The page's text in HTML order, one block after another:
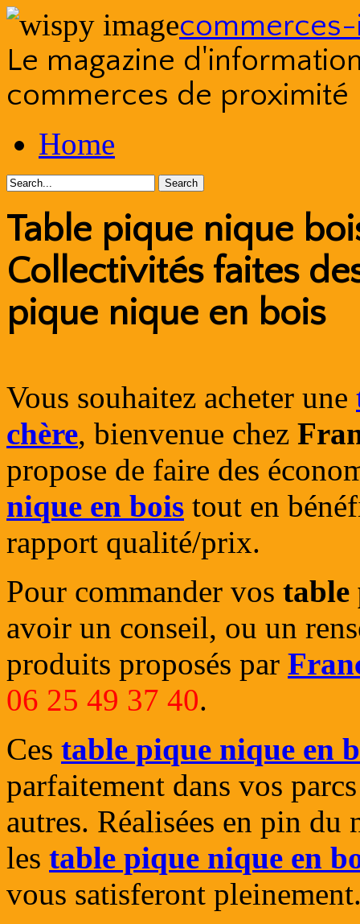
Le magazine
commerces de proximité
to
contentHome
Table pique nique
Collectivités faites
pique nique en bois
Vous souhaitez acheter une
chère, bienvenue chez
propose de faire des
nique en bois tout en
rapport qualité/prix.
Pour commander vos table
avoir un conseil, ou un
produits proposés par
06 25 49 37 40.
Ces table pique nique en
parfaitement dans vos
autres. Réalisées en pin
les table pique nique en
vous satisferont